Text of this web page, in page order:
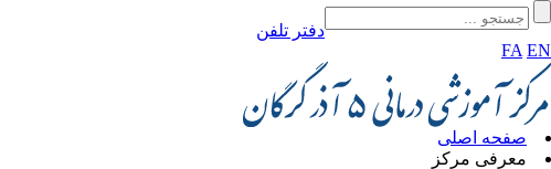
دفتر تلفن
FA EN
صفحه اصلی
معرفی مرکز